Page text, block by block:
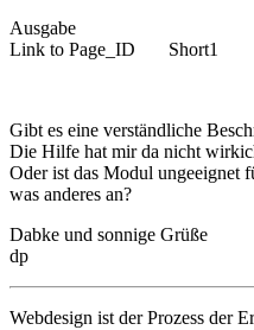
Ausgabe
Link to Page_ID
Gibt es eine verständliche
Die Hilfe hat mir da nicht
Oder ist das Modul ungeeignet
was anderes an?
Dabke und sonnige Grüße
dp
Webdesign ist der Prozess der